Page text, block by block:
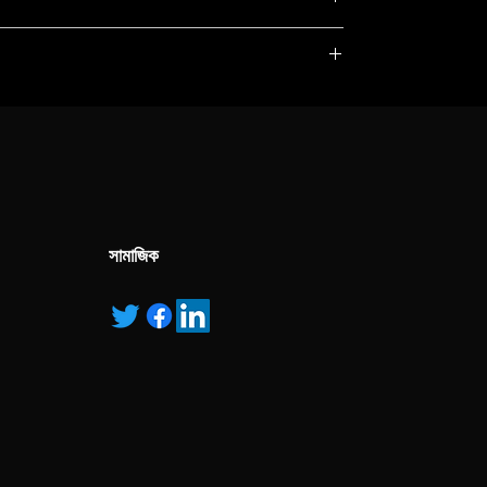
results in a minimum amount of time. The
with the listed products, it is only used for the
own manufactured, “ad” means authorised
সামাজিক